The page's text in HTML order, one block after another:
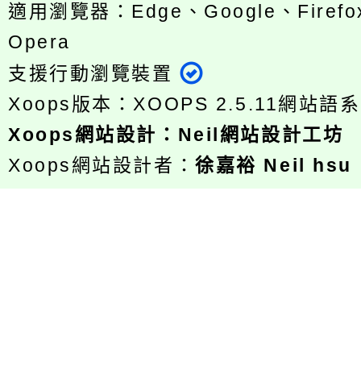
適用瀏覽器：Edge、Google、
Opera
支援行動瀏覽裝置
Xoops版本： XOOPS 2.5.11網站語
Xoops網站設計 ： Neil網站設計工坊
Xoops網站設計者：徐嘉裕 Neil hsu